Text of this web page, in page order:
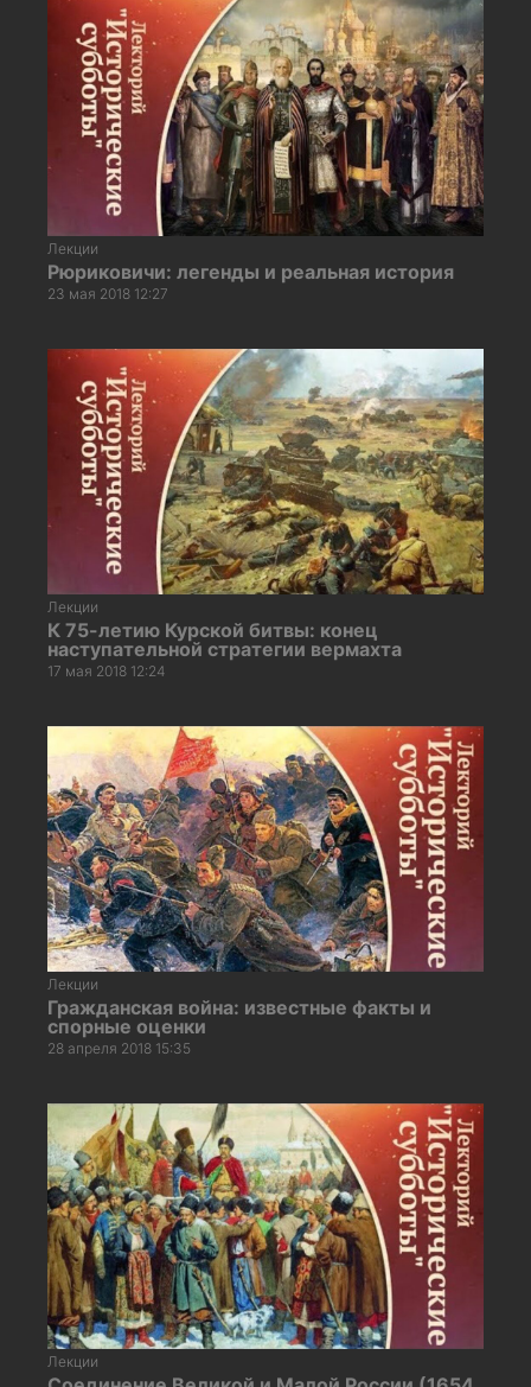
Лекции
Рюриковичи: легенды и реальная история
23 мая 2018 12:27
Лекции
К 75-летию Курской битвы: конец
наступательной стратегии вермахта
17 мая 2018 12:24
Лекции
Гражданская война: известные факты и
спорные оценки
28 апреля 2018 15:35
Лекции